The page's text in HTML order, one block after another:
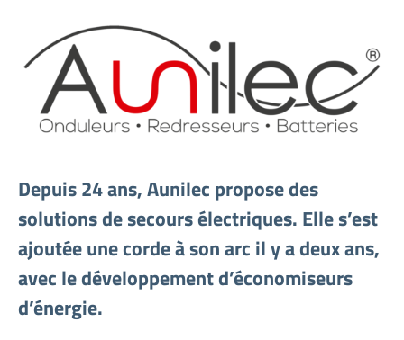
Depuis 24 ans, Aunilec propose des
solutions de secours électriques. Elle s’est
ajoutée une corde à son arc il y a deux ans,
avec le développement d’économiseurs
d’énergie.